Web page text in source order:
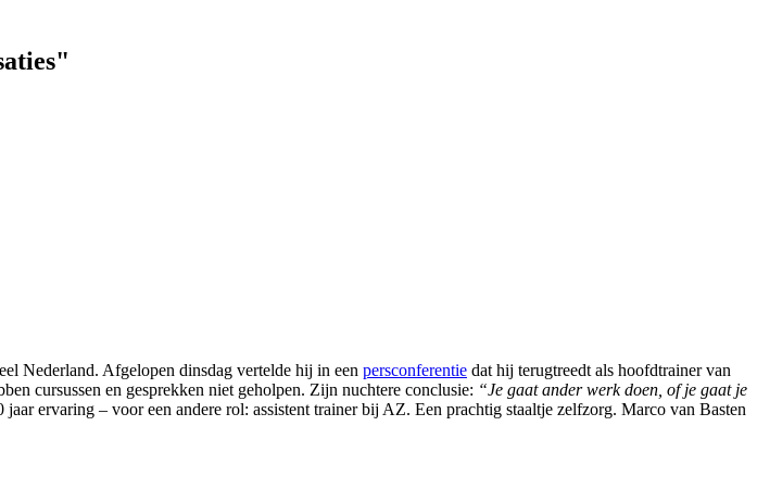
Nederland. Afgelopen dinsdag vertelde hij in een persconferentie dat hij terugtreedt als hoofdtrainer van
cursussen en gesprekken niet geholpen. Zijn nuchtere conclusie: “Je gaat ander werk doen, of je gaat je
ervaring – voor een andere rol: assistent trainer bij AZ. Een prachtig staaltje zelfzorg. Marco van Basten